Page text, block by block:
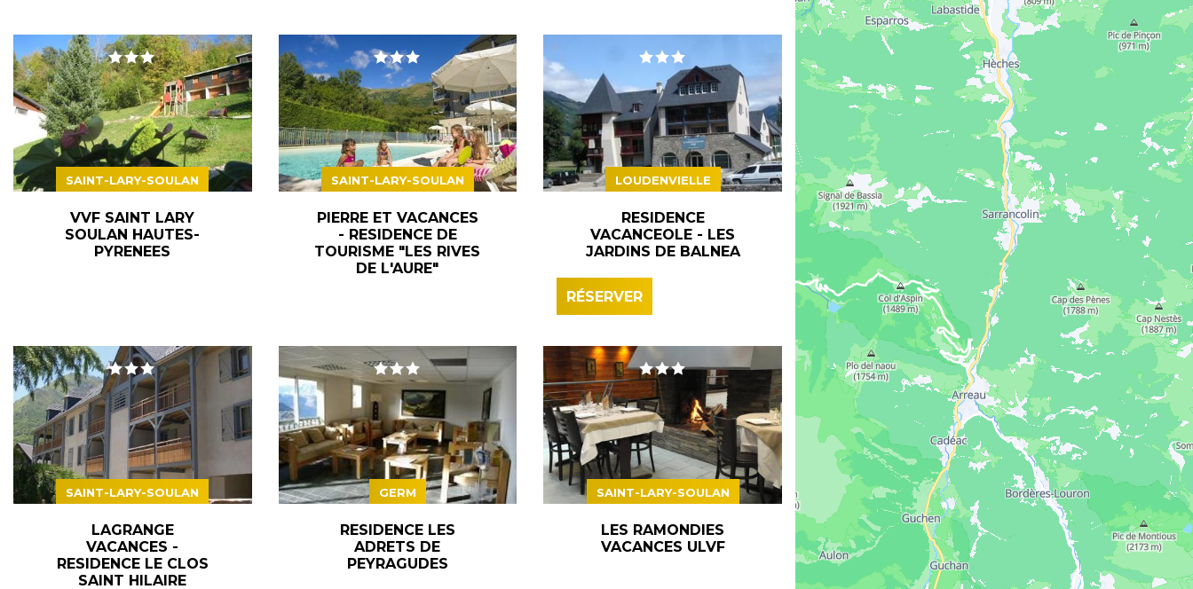
SAINT-LARY-SOULAN
VVF SAINT LARY
SOULAN HAUTES-
PYRENEES
SAINT-LARY-SOULAN
PIERRE ET VACANCES
- RESIDENCE DE
TOURISME "LES RIVES
DE L'AURE"
LOUDENVIELLE
RESIDENCE
VACANCEOLE - LES
JARDINS DE BALNEA
RÉSERVER
SAINT-LARY-SOULAN
LAGRANGE
VACANCES -
RESIDENCE LE CLOS
SAINT HILAIRE
GERM
RESIDENCE LES
ADRETS DE
PEYRAGUDES
SAINT-LARY-SOULAN
LES RAMONDIES
VACANCES ULVF